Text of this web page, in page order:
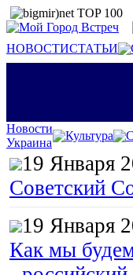
НОВОСТИСТАТЬИ
Новости
Украина
Культура
19 Января
Советский
19 Января
Как мы